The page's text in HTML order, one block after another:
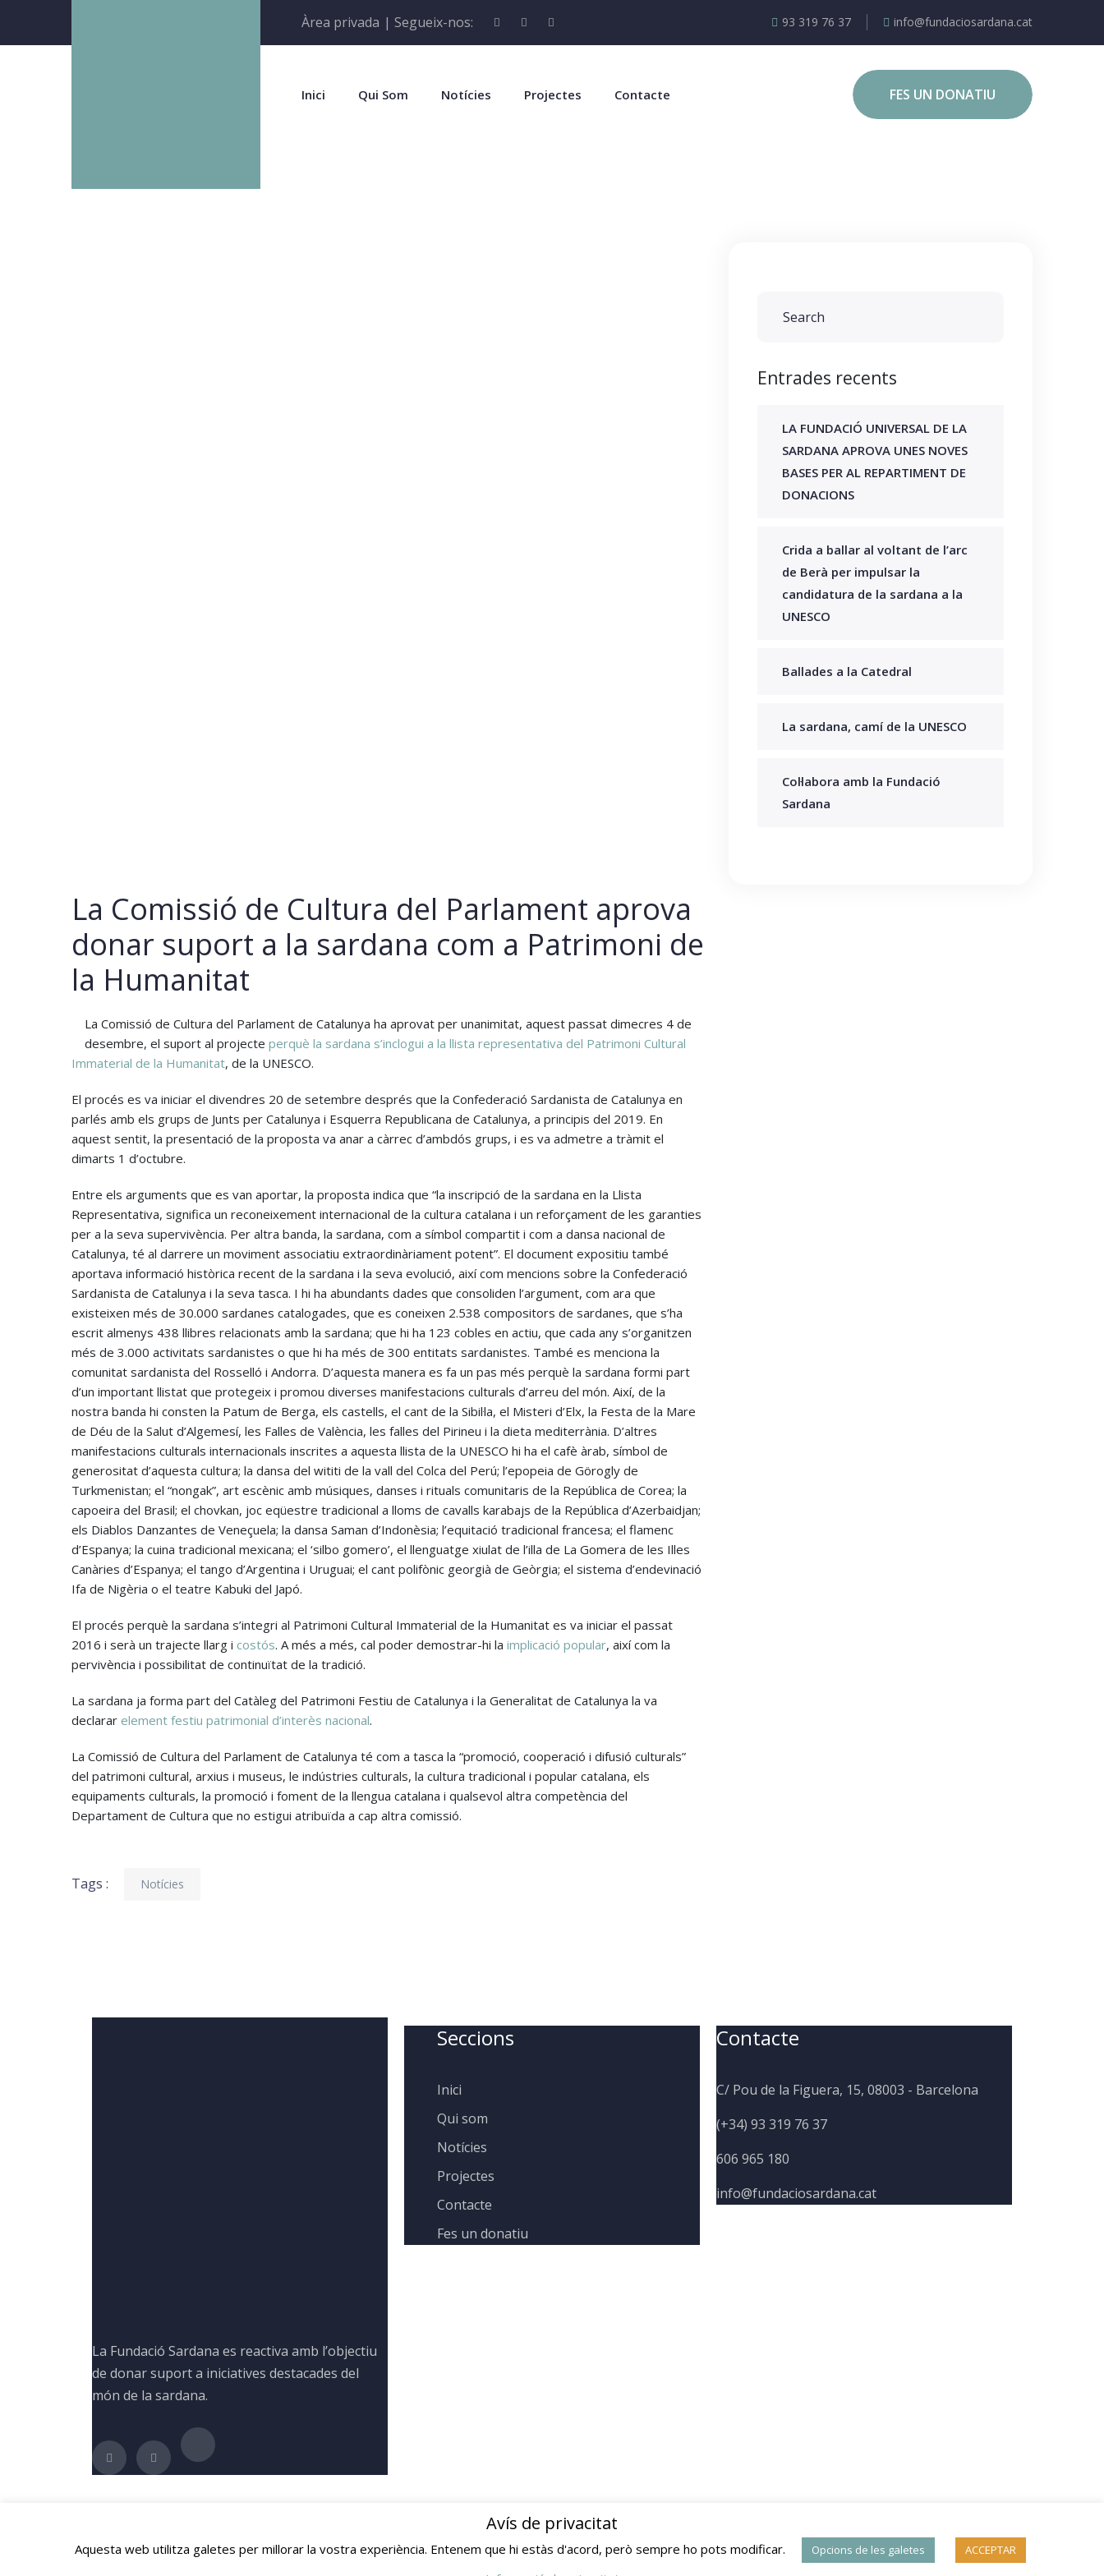
Àrea privada | Segueix-nos: 93 319 76 37 info@fundaciosardana.cat
Inici Qui Som Notícies Projectes Contacte FES UN DONATIU
La Comissió de Cultura del Parlament aprova
donar suport a la sardana com a Patrimoni de
la Humanitat
La Comissió de Cultura del Parlament de Catalunya ha aprovat per unanimitat, aquest passat dimecres 4 de
desembre, el suport al projecte perquè la sardana s’inclogui a la llista representativa del Patrimoni Cultural
Immaterial de la Humanitat, de la UNESCO.
El procés es va iniciar el divendres 20 de setembre després que la Confederació Sardanista de Catalunya en
parlés amb els grups de Junts per Catalunya i Esquerra Republicana de Catalunya, a principis del 2019. En
aquest sentit, la presentació de la proposta va anar a càrrec d’ambdós grups, i es va admetre a tràmit el
dimarts 1 d’octubre.
Entre els arguments que es van aportar, la proposta indica que “la inscripció de la sardana en la Llista
Representativa, significa un reconeixement internacional de la cultura catalana i un reforçament de les garanties
per a la seva supervivència. Per altra banda, la sardana, com a símbol compartit i com a dansa nacional de
Catalunya, té al darrere un moviment associatiu extraordinàriament potent”. El document expositiu també
aportava informació històrica recent de la sardana i la seva evolució, així com mencions sobre la Confederació
Sardanista de Catalunya i la seva tasca. I hi ha abundants dades que consoliden l’argument, com ara que
existeixen més de 30.000 sardanes catalogades, que es coneixen 2.538 compositors de sardanes, que s’ha
escrit almenys 438 llibres relacionats amb la sardana; que hi ha 123 cobles en actiu, que cada any s’organitzen
més de 3.000 activitats sardanistes o que hi ha més de 300 entitats sardanistes. També es menciona la
comunitat sardanista del Rosselló i Andorra. D’aquesta manera es fa un pas més perquè la sardana formi part
d’un important llistat que protegeix i promou diverses manifestacions culturals d’arreu del món. Així, de la
nostra banda hi consten la Patum de Berga, els castells, el cant de la Sibil·la, el Misteri d’Elx, la Festa de la Mare
de Déu de la Salut d’Algemesí, les Falles de València, les falles del Pirineu i la dieta mediterrània. D’altres
manifestacions culturals internacionals inscrites a aquesta llista de la UNESCO hi ha el cafè àrab, símbol de
generositat d’aquesta cultura; la dansa del wititi de la vall del Colca del Perú; l’epopeia de Görogly de
Turkmenistan; el “nongak”, art escènic amb músiques, danses i rituals comunitaris de la República de Corea; la
capoeira del Brasil; el chovkan, joc eqüestre tradicional a lloms de cavalls karabajs de la República d’Azerbaidjan;
els Diablos Danzantes de Veneçuela; la dansa Saman d’Indonèsia; l’equitació tradicional francesa; el flamenc
d’Espanya; la cuina tradicional mexicana; el ‘silbo gomero’, el llenguatge xiulat de l’illa de La Gomera de les Illes
Canàries d’Espanya; el tango d’Argentina i Uruguai; el cant polifònic georgià de Geòrgia; el sistema d’endevinació
Ifa de Nigèria o el teatre Kabuki del Japó.
El procés perquè la sardana s’integri al Patrimoni Cultural Immaterial de la Humanitat es va iniciar el passat
2016 i serà un trajecte llarg i costós. A més a més, cal poder demostrar-hi la implicació popular, així com la
pervivència i possibilitat de continuïtat de la tradició.
La sardana ja forma part del Catàleg del Patrimoni Festiu de Catalunya i la Generalitat de Catalunya la va
declarar element festiu patrimonial d’interès nacional.
La Comissió de Cultura del Parlament de Catalunya té com a tasca la “promoció, cooperació i difusió culturals”
del patrimoni cultural, arxius i museus, le indústries culturals, la cultura tradicional i popular catalana, els
equipaments culturals, la promoció i foment de la llengua catalana i qualsevol altra competència del
Departament de Cultura que no estigui atribuïda a cap altra comissió.
Tags : Notícies
Entrades recents
LA FUNDACIÓ UNIVERSAL DE LA
SARDANA APROVA UNES NOVES
BASES PER AL REPARTIMENT DE
DONACIONS
Crida a ballar al voltant de l’arc
de Berà per impulsar la
candidatura de la sardana a la
UNESCO
Ballades a la Catedral
La sardana, camí de la UNESCO
Col·labora amb la Fundació
Sardana
La Fundació Sardana es reactiva amb l’objectiu
de donar suport a iniciatives destacades del
món de la sardana.
Seccions
Inici
Qui som
Notícies
Projectes
Contacte
Fes un donatiu
Contacte
C/ Pou de la Figuera, 15, 08003 - Barcelona
(+34) 93 319 76 37
606 965 180
info@fundaciosardana.cat
© 2024 Fundació Sardana. Tots els drets reservats Avís legal Política de privacitat Política de cookies Condicions d'ús
Avís de privacitat
Aquesta web utilitza galetes per millorar la vostra experiència. Entenem que hi estàs d'acord, però sempre ho pots modificar. Opcions de les galetes ACCEPTAR